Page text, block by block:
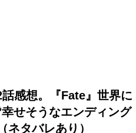
感想。『Fate』世界に
せそうなエンディング
タバレあり）